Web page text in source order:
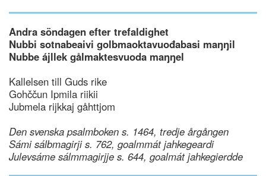
Andra söndagen efter trefaldighet
Nubbi sotnabeaivi golbmaoktavuođabasi maŋŋil
Nubbe ájllek gålmaktesvuoda maŋŋel
Kallelsen till Guds rike
Gohččun Ipmila riikii
Jubmela rijkkaj gåhttjom
Den svenska psalmboken s. 1464, tredje årgången
Sámi sálbmagirji s. 762, goalmmát jahkegeardi
Julevsáme sálmmagirjje s. 644, goalmát jahkegierdde